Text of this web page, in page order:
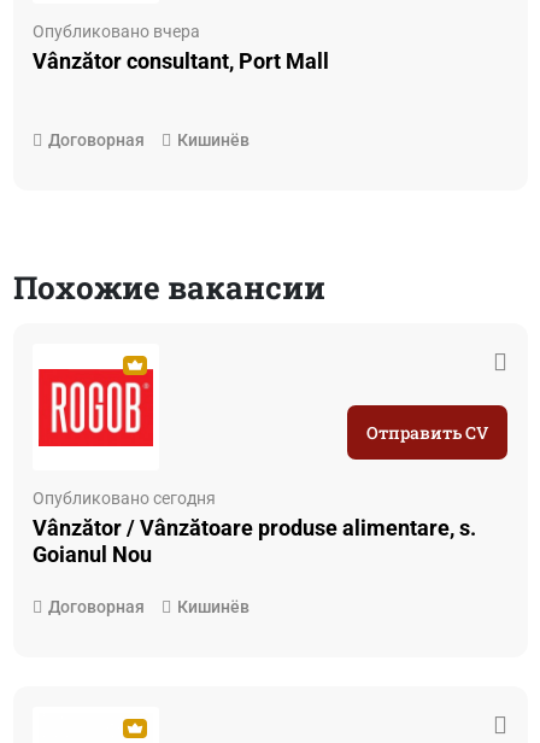
Опубликовано вчера
Vânzător consultant, Port Mall
Договорная Кишинёв
Похожие вакансии
Опубликовано сегодня
Vânzător / Vânzătoare produse alimentare, s.
Goianul Nou
Договорная Кишинёв
Отправить CV